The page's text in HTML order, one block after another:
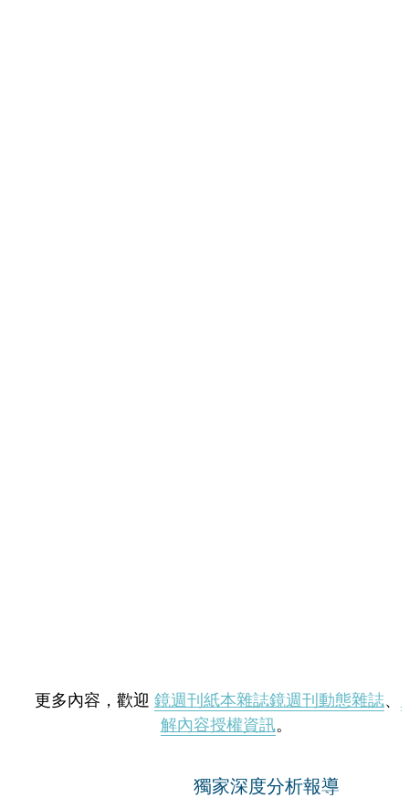
更多內容，歡迎 鏡週刊紙本雜誌鏡週刊動態雜誌、
解內容授權資訊。
獨家深度分析報導